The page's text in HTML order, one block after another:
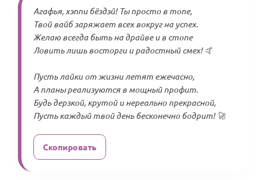
Агафья, хэппи бёздэй! Ты просто в топе,
Твой вайб заряжает всех вокруг на успех.
Желаю всегда быть на драйве и в стопе
Ловить лишь восторги и радостный смех! 🤙
Пусть лайки от жизни летят ежечасно,
А планы реализуются в мощный профит.
Будь дерзкой, крутой и нереально прекрасной,
Пусть каждый твой день бесконечно бодрит! 🚀
Скопировать